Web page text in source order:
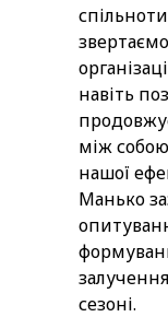
навіть
між
нашої
Манько
сезоні.